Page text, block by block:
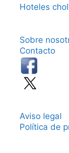
Hoteles
Sobre
Contacto
Aviso legal
Política de